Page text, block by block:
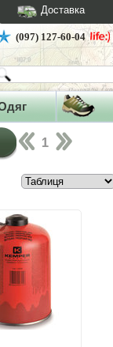
Доставка
(097) 127-60-04
1